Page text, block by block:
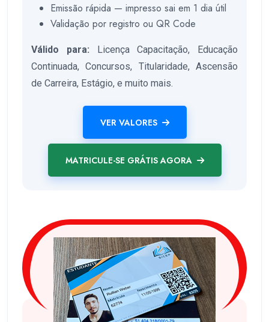
Emissão rápida — impresso sai em 1 dia útil
Validação por registro ou QR Code
Válido para: Licença Capacitação, Educação
Continuada, Concursos, Titularidade, Ascensão
de Carreira, Estágio, e muito mais.
VER VALORES
MATRICULE-SE GRÁTIS AGORA